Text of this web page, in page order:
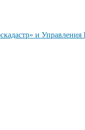
и Управления